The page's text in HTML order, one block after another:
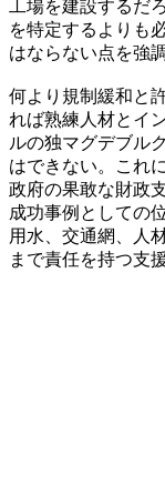
工場を建設するだ
を特定するよりも
はならない点を強
何より規制緩和と
れば熟練人材とイ
ルの独マグデブル
はできない。これ
政府の果敢な財政
成功事例としての
用水、交通網、人
まで責任を持つ支